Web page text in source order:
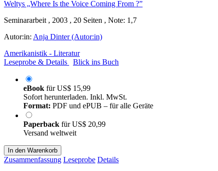
Seminararbeit , 2003 , 20 Seiten , Note: 1,7
Autor:in: Anja Dinter (Autor:in)
Amerikanistik - Literatur
Leseprobe & Details
Blick ins Buch
eBook fürUS$ 15,99
Sofort herunterladen. Inkl. MwSt.
Format: PDF und ePUB – für alle Geräte
Paperback fürUS$ 20,99
Versand weltweit
In den Warenkorb
Zusammenfassung Leseprobe Details